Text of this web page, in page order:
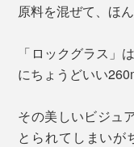
原料を混ぜて、ほ
「ロックグラス」
にちょうどいい
その美しいビジュ
とられてしまいが